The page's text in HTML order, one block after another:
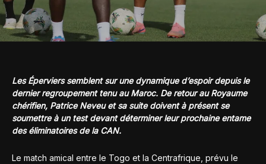
Les Éperviers semblent sur une dynamique d’espoir depuis le
dernier regroupement tenu au Maroc. De retour au Royaume
chérifien, Patrice Neveu et sa suite doivent à présent se
soumettre à un test devant déterminer leur prochaine entame
des éliminatoires de la CAN.
Le match amical entre le Togo et la Centrafrique, prévu le